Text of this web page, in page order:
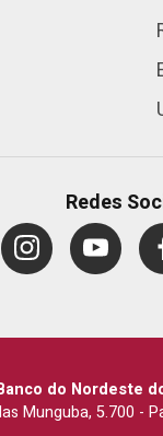
Redes
do Nordeste
Munguba, 5.700 -